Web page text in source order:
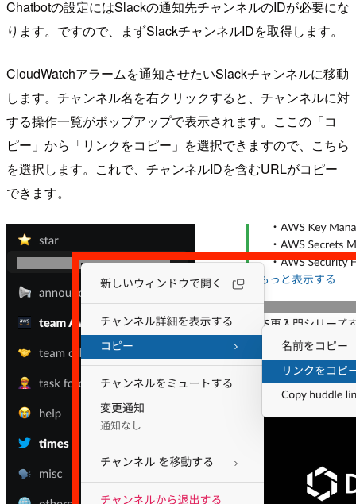
Chatbotの設定にはSlackの通知先チャンネルのIDが必要にな
ります。ですので、まずSlackチャンネルIDを取得します。
CloudWatchアラームを通知させたいSlackチャンネルに移動
します。チャンネル名を右クリックすると、チャンネルに対
する操作一覧がポップアップで表示されます。ここの「コ
ピー」から「リンクをコピー」を選択できますので、こちら
を選択します。これで、チャンネルIDを含むURLがコピー
できます。